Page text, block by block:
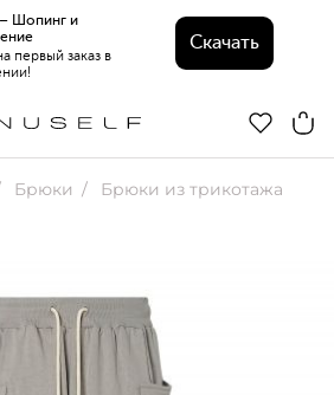
– Шопинг и
первый заказ в
Скачать
Брюки Брюки из трикотажа